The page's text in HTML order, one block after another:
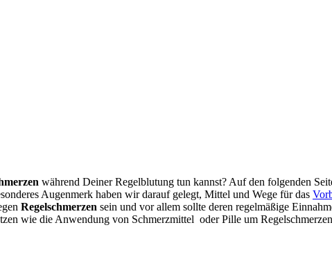
während Deiner Regelblutung tun kannst? Auf den folgenden
Augenmerk haben wir darauf gelegt, Mittel und Wege für das
Regelschmerzen sein und vor allem sollte deren regelmäßige
wie die Anwendung von Schmerzmittel oder Pille um